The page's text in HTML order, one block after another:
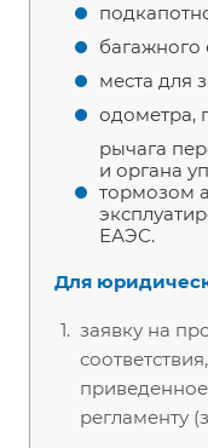
багажного
места для
одометра,
рычага
и органа
тормозом
ЕАЭС.
Для
заявку на
регламенту